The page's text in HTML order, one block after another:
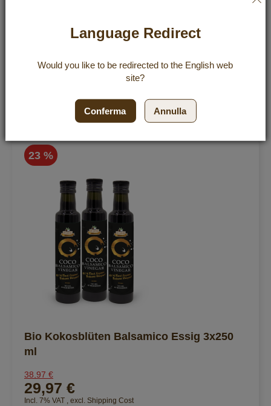
Aggiungi al Carrello
23 %
Bio Kokosblüten Balsamico Essig 3x250
ml
38,97 €
29,97 €
Incl. 7% VAT , excl. Shipping Cost
Language Redirect
Would you like to be redirected to the English web
site?
Conferma Annulla